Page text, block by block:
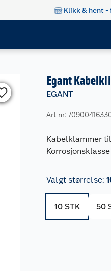
Klikk & hent
Egant
EGANT
Art nr:
Kabelklammer
Valgt størrelse:
10 STK 50